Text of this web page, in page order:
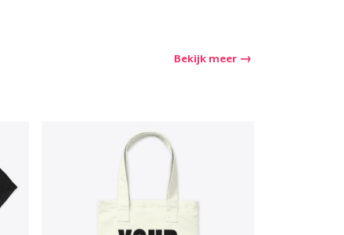
Bekijk meer